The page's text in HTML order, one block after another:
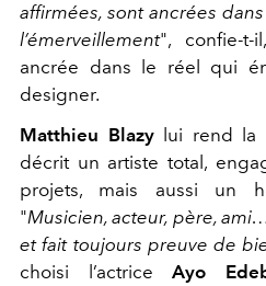
affirmées, sont ancrées
l’émerveillement", confie-t-
ancrée dans le réel qui
designer.
Matthieu Blazylui rend la
décrit un artiste total,
projets, mais aussi un
"Musicien, acteur, père,
et fait toujours preuve de
choisi l’actriceAyo